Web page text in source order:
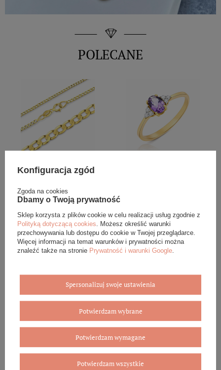
POLECANE
2,5 mm długość 55 cm
3 989,00 zł
Obrączka ślubna męska: złoto
585, fazowana, 6 mm
5 179,00 zł
Złoty pierścionek
zaręczynowy z diamentami
0,13 ct białe złoto
4 029,00 zł
Konfiguracja zgód
Zgoda na cookies
Dbamy o Twoją prywatność
Sklep korzysta z plików cookie w celu realizacji usług zgodnie z
Polityką dotyczącą cookies . Możesz określić warunki
przechowywania lub dostępu do cookie w Twojej przeglądarce.
Więcej informacji na temat warunków i prywatności można
znaleźć także na stronie Prywatność i warunki Google
Spersonalizuj swoje ustawienia
Potwierdzam wybrane
Potwierdzam wymagane
Potwierdzam wszystkie